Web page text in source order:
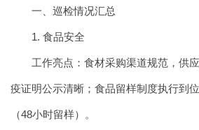
一、巡检情况汇总
1. 食品安全
工作亮点：食材采购渠道规范，供
疫证明公示清晰；食品留样制度执行到
（48小时留样）。